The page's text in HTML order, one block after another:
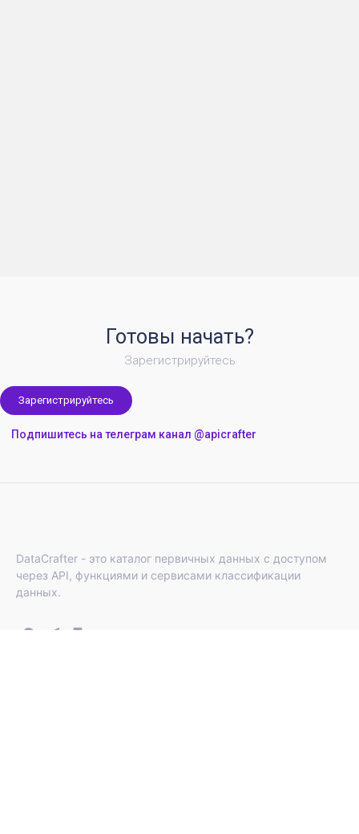
Готовы начать?
Зарегистрируйтесь
Зарегистрируйтесь
Подпишитесь на телеграм канал @apicrafter
DataCrafter - это каталог первичных данных с доступом
через API, функциями и сервисами классификации
данных.